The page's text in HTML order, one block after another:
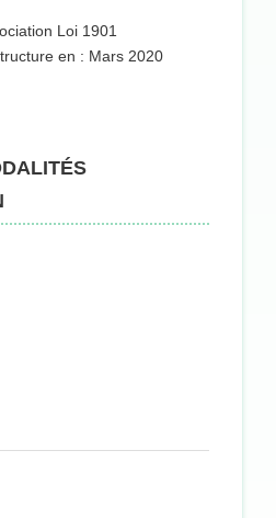
Loi 1901
en : Mars 2020